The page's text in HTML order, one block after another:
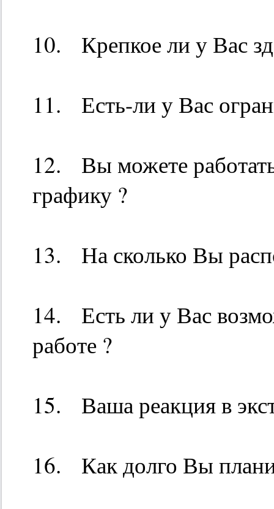
10. Крепкое ли у Вас
11. Есть-ли у Вас
12. Вы можете
графику ?
13. На сколько Вы
14. Есть ли у Вас
работе ?
15. Ваша реакция в
16. Как долго Вы